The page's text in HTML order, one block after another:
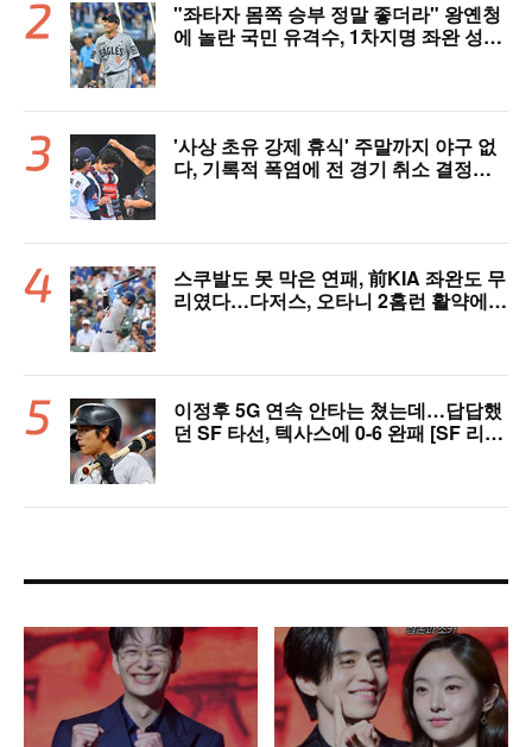
"좌타자 몸쪽 승부 정말 좋더라" 왕옌청
에 놀란 국민 유격수, 1차지명 좌완 성장
'사상 초유 강제 휴식' 주말까지 야구 없
다, 기록적 폭염에 전 경기 취소 결정…1
스쿠발도 못 막은 연패, 前KIA 좌완도 무
리였다…다저스, 오타니 2홈런 활약에도
이정후 5G 연속 안타는 쳤는데…답답했
던 SF 타선, 텍사스에 0-6 완패 [SF 리